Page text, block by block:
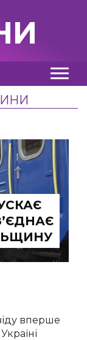
вперше